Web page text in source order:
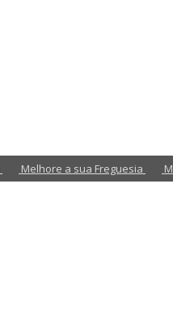
Melhore a sua Freguesia